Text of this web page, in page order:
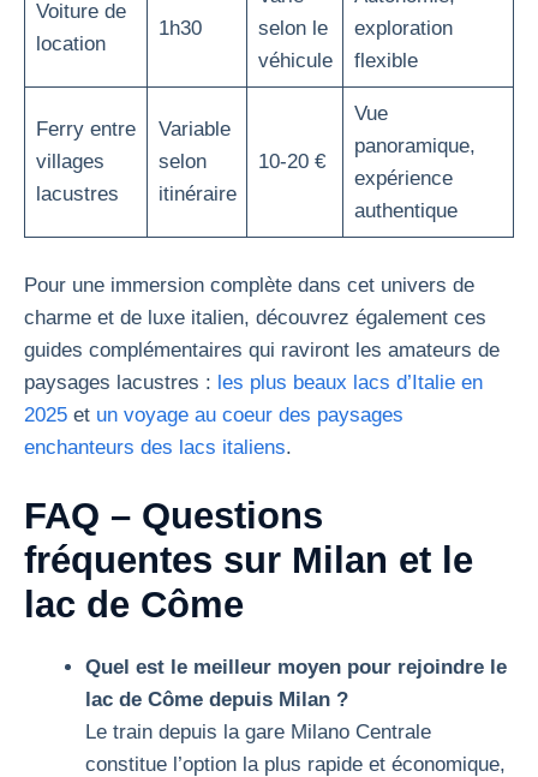
Voiture de
location
1h30
selon le
véhicule
exploration
flexible
Ferry entre
villages
lacustres
Variable
selon
itinéraire
10-20 €
Vue
panoramique,
expérience
authentique
Pour une immersion complète dans cet univers de
charme et de luxe italien, découvrez également ces
guides complémentaires qui raviront les amateurs de
paysages lacustres : les plus beaux lacs d’Italie en
2025 et un voyage au coeur des paysages
enchanteurs des lacs italiens.
FAQ – Questions
fréquentes sur Milan et le
lac de Côme
Quel est le meilleur moyen pour rejoindre le
lac de Côme depuis Milan ?
Le train depuis la gare Milano Centrale
constitue l’option la plus rapide et économique,